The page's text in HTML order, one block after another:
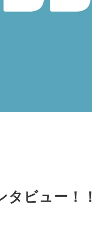
タビュー！！